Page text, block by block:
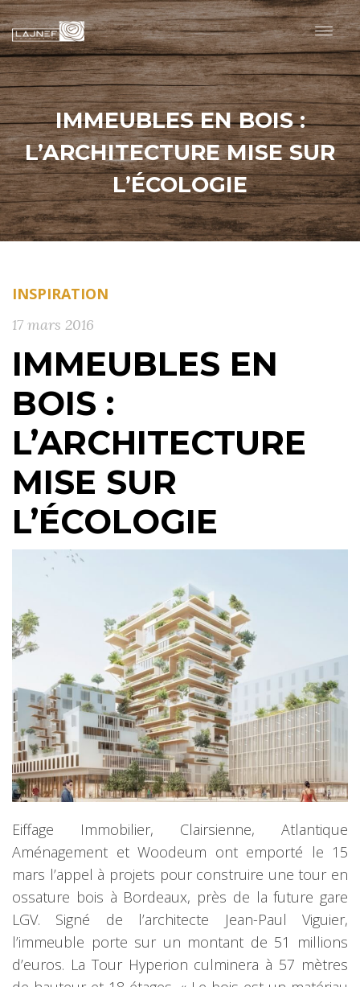
IMMEUBLES EN BOIS :
L’ARCHITECTURE MISE SUR
L’ÉCOLOGIE
INSPIRATION
17 mars 2016
IMMEUBLES EN
BOIS :
L’ARCHITECTURE
MISE SUR
L’ÉCOLOGIE
Eiffage Immobilier, Clairsienne, Atlantique
Aménagement et Woodeum ont emporté le 15
mars l’appel à projets pour construire une tour en
ossature bois à Bordeaux, près de la future gare
LGV. Signé de l’architecte Jean-Paul Viguier,
l’immeuble porte sur un montant de 51 millions
d’euros. La Tour Hyperion culminera à 57 mètres